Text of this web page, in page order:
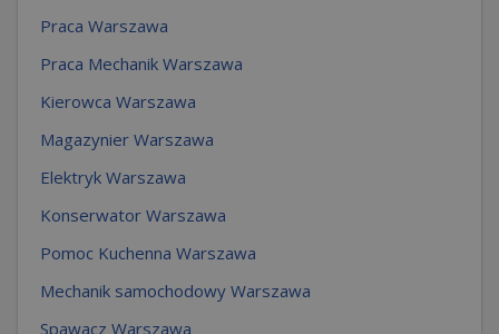
Praca Warszawa
Praca Mechanik Warszawa
Kierowca Warszawa
Magazynier Warszawa
Elektryk Warszawa
Konserwator Warszawa
Pomoc Kuchenna Warszawa
Mechanik samochodowy Warszawa
Spawacz Warszawa